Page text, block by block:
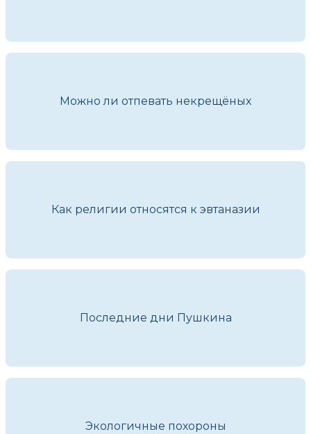
Можно ли отпевать некрещёных
Как религии относятся к эвтаназии
Последние дни Пушкина
Экологичные похороны